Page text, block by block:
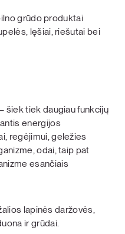
grūdo produktai
lęšiai, riešutai bei
šiek tiek daugiau funkcijų
energijos
regėjimui, geležies
odai, taip pat
esančiais
lapinės daržovės,
ir grūdai.